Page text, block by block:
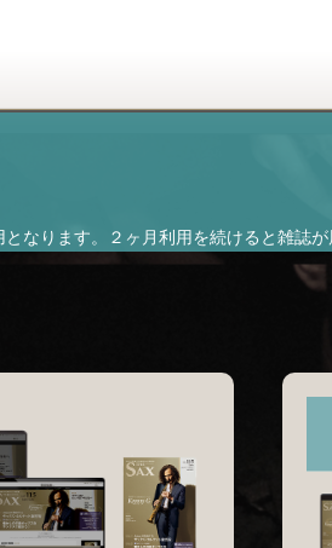
なります。２ヶ月利用を続けると雑誌が